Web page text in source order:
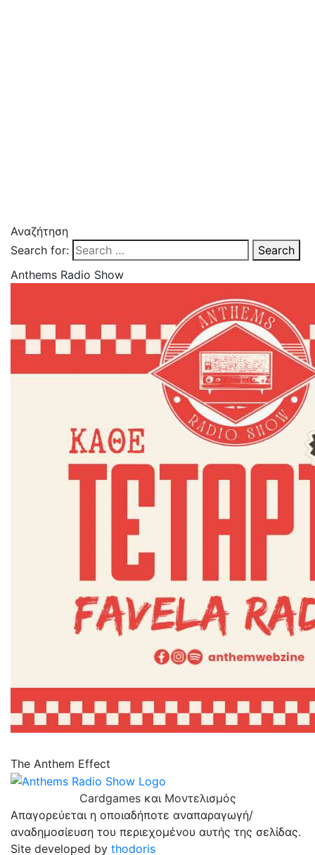
Αναζήτηση
Search for:
Search
Anthems Radio Show
The Anthem Effect
Cardgames και Μοντελισμός
Απαγορεύεται η οποιαδήποτε αναπαραγωγή/
αναδημοσίευση του περιεχομένου αυτής της σελίδας.
Site developed by thodoris